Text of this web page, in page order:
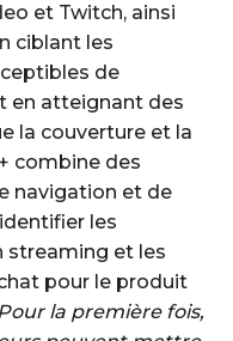
et Twitch, ainsi
ciblant les
de
en atteignant des
la couverture et la
combine des
navigation et de
les
streaming et les
pour le produit
la première fois,